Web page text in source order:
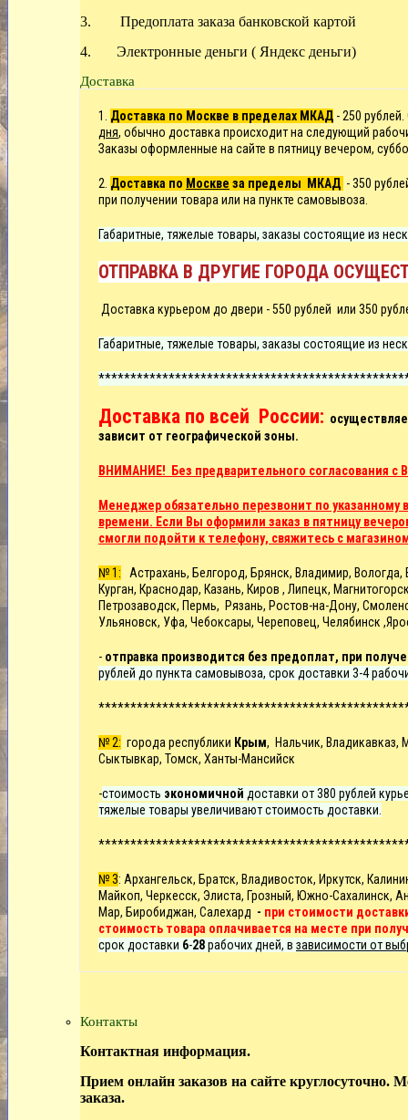
3. Предоплата заказа банковской картой
4. Электронные деньги ( Яндекс деньги)
Доставка
1. Доставка по Москве в пределах МКАД - 250
дня, обычно доставка происходит на следующий
Заказы оформленные на сайте в пятницу вечером,
2. Доставка по Москве за пределы МКАД - 350
при получении товара или на пункте самовывоза.
Габаритные, тяжелые товары, заказы состоящие из
ОТПРАВКА В ДРУГИЕ ГОРОДА
Доставка курьером до двери -550 рублей или 350
Габаритные, тяжелые товары, заказы состоящие из
Доставка по всей России:
зависит от географической зоны.
ВНИМАНИЕ! Без предварительного согласования с
Менеджер обязательно перезвонит по указанному
времени. Если Вы оформили заказ в пятницу
смогли подойти к телефону, свяжитесь с
№ 1: Астрахань, Белгород, Брянск, Владимир,
Курган, Краснодар, Казань, Киров , Липецк,
Петрозаводск, Пермь, Рязань, Ростов-на-Дону,
Ульяновск, Уфа, Чебоксары, Череповец, Челябинск
- отправка производится без предоплат, при
рублей до пункта самовывоза, срок доставки 3-4
№ 2: города республики Крым, Нальчик, Владикавказ,
Сыктывкар, Томск, Ханты-Мансийск
-стоимость экономичной доставки от 380 рублей
тяжелые товары увеличивают стоимость доставки.
№ 3: Архангельск, Братск, Владивосток, Иркутск,
Майкоп, Черкесск, Элиста, Грозный, Южно-Сахалинск,
Мар, Биробиджан, Салехард - при стоимости
стоимость товара оплачивается на месте при
срок доставки 6-28рабочих дней, в зависимости от
Контакты
Контактная информация.
Прием онлайн заказов на сайте круглосуточно.
заказа.